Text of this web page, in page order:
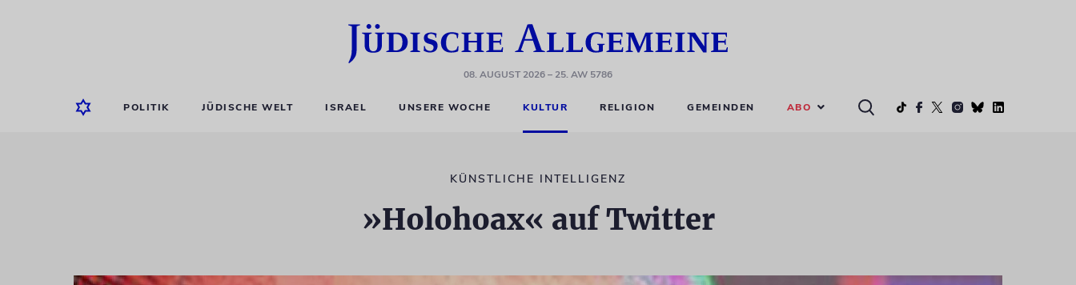
08. AUGUST 2026– 25. AW 5786
POLITIK JÜDISCHE WELT ISRAEL UNSERE WOCHE KULTUR RELIGION GEMEINDEN ABO
KÜNSTLICHE INTELLIGENZ
»Holohoax« auf Twitter